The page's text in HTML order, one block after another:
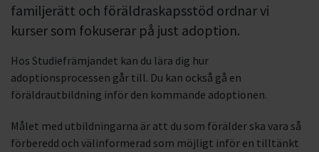
familjerätt och föräldraskapsstöd ordnar vi
kurser som fokuserar på just adoption.
Hos Studiefrämjandet kan du lära dig hur
adoptionsprocessen går till. Du kan också gå en
föräldrautbildning inför den kommande adoptionen.
Målet med utbildningarna är att du som förälder ska vara så
förberedd och välinformerad som möjligt inför en tilltänkt